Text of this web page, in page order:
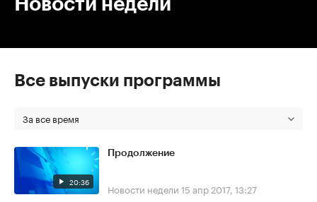
Все выпуски программы
За все время
20:36
Продолжение
Новости недели 15 апр 2017, 13:27